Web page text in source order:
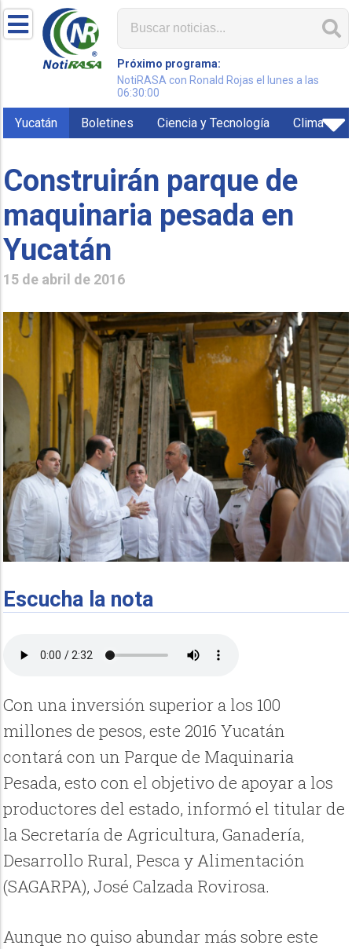
Próximo programa:
NotiRASA con Ronald Rojas el lunes a las
06:30:00
Yucatán Boletines Ciencia y Tecnología Clima
Construirán parque de
maquinaria pesada en
Yucatán
15 de abril de 2016
Escucha la nota
Con una inversión superior a los 100
millones de pesos, este 2016 Yucatán
contará con un Parque de Maquinaria
Pesada, esto con el objetivo de apoyar a los
productores del estado, informó el titular de
la Secretaría de Agricultura, Ganadería,
Desarrollo Rural, Pesca y Alimentación
(SAGARPA), José Calzada Rovirosa.
Aunque no quiso abundar más sobre este